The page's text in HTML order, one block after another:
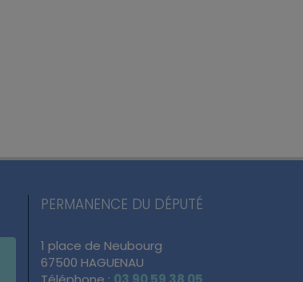
PERMANENCE DU DÉPUTÉ
1 place de Neubourg
67500 HAGUENAU